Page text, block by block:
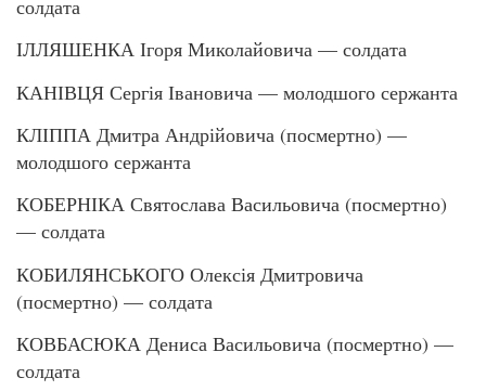
солдата
ІЛЛЯШЕНКА Ігоря Миколайовича — солдата
КАНІВЦЯ Сергія Івановича — молодшого сержанта
КЛІППА Дмитра Андрійовича (посмертно) —
молодшого сержанта
КОБЕРНІКА Святослава Васильовича (посмертно)
— солдата
КОБИЛЯНСЬКОГО Олексія Дмитровича
(посмертно) — солдата
КОВБАСЮКА Дениса Васильовича (посмертно) —
солдата